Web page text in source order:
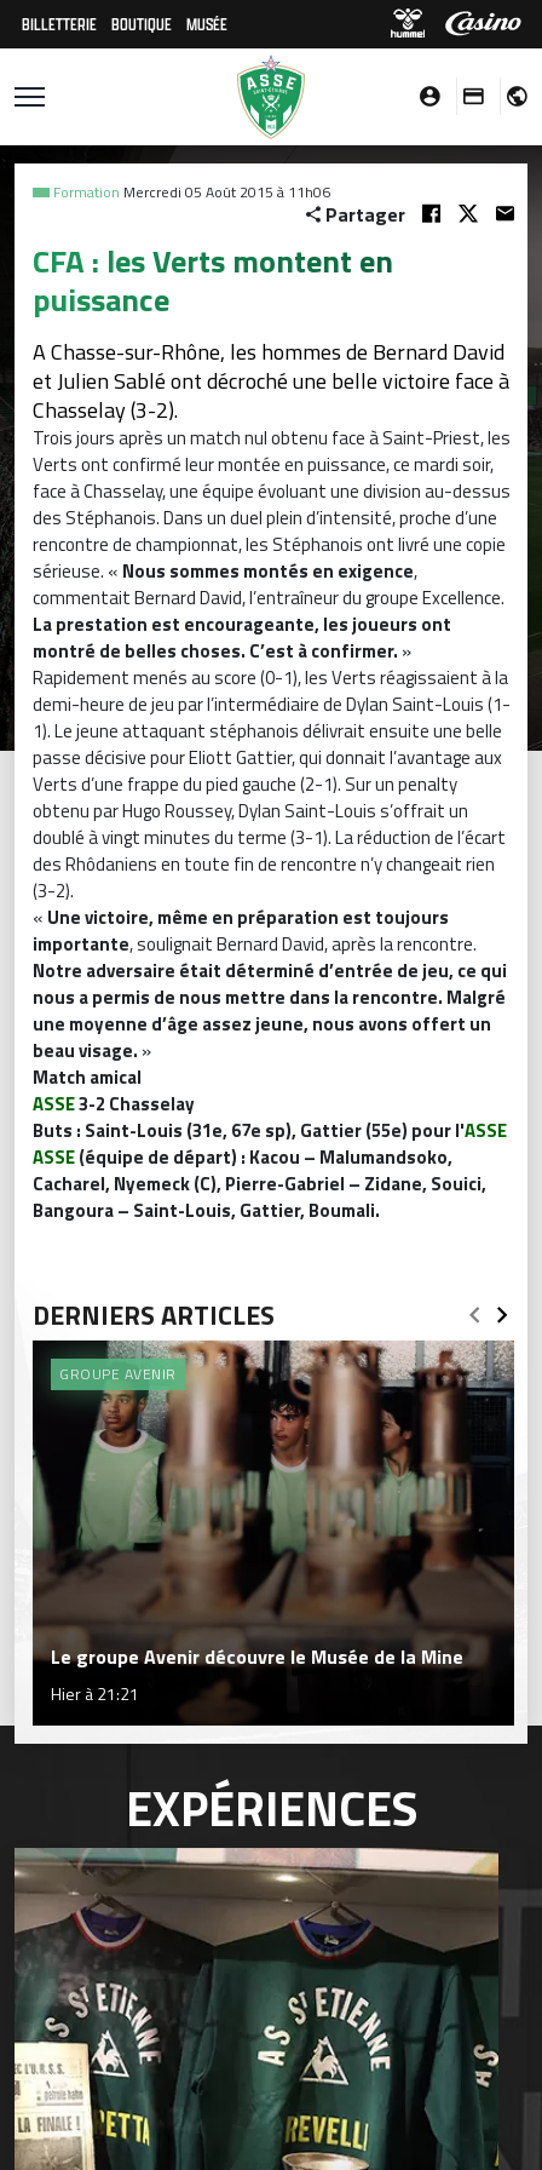
BILLETTERIE BOUTIQUE MUSÉE
Formation Mercredi 05 Août 2015 à 11h06
Partager
CFA : les Verts montent en
puissance
A Chasse-sur-Rhône, les hommes de Bernard David
et Julien Sablé ont décroché une belle victoire face à
Chasselay (3-2).
Trois jours après un match nul obtenu face à Saint-Priest, les
Verts ont confirmé leur montée en puissance, ce mardi soir,
face à Chasselay, une équipe évoluant une division au-dessus
des Stéphanois. Dans un duel plein d’intensité, proche d’une
rencontre de championnat, les Stéphanois ont livré une copie
sérieuse. « Nous sommes montés en exigence,
commentait Bernard David, l’entraîneur du groupe Excellence.
La prestation est encourageante, les joueurs ont
montré de belles choses. C’est à confirmer. »
Rapidement menés au score (0-1), les Verts réagissaient à la
demi-heure de jeu par l’intermédiaire de Dylan Saint-Louis (1-
1). Le jeune attaquant stéphanois délivrait ensuite une belle
passe décisive pour Eliott Gattier, qui donnait l’avantage aux
Verts d’une frappe du pied gauche (2-1). Sur un penalty
obtenu par Hugo Roussey, Dylan Saint-Louis s’offrait un
doublé à vingt minutes du terme (3-1). La réduction de l’écart
des Rhôdaniens en toute fin de rencontre n’y changeait rien
(3-2).
« Une victoire, même en préparation est toujours
importante, soulignait Bernard David, après la rencontre.
Notre adversaire était déterminé d’entrée de jeu, ce qui
nous a permis de nous mettre dans la rencontre. Malgré
une moyenne d’âge assez jeune, nous avons offert un
beau visage. »
Match amical
ASSE3-2 Chasselay
Buts : Saint-Louis (31e, 67e sp), Gattier (55e) pour l'ASSE
ASSE(équipe de départ) : Kacou – Malumandsoko,
Cacharel, Nyemeck (C), Pierre-Gabriel – Zidane, Souici,
Bangoura – Saint-Louis, Gattier, Boumali.
DERNIERS ARTICLES
GROUPE AVENIR
Le groupe Avenir découvre le Musée de la Mine
Hier à 21:21
EXPÉRIENCES